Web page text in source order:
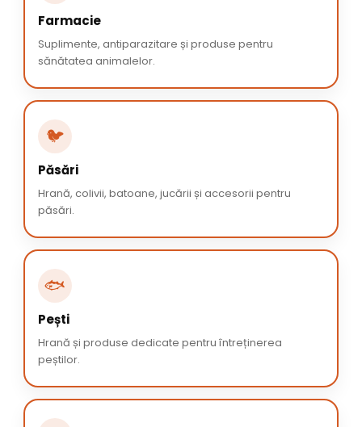
Farmacie
Suplimente, antiparazitare și produse pentru
sănătatea animalelor.
🐦
Păsări
Hrană, colivii, batoane, jucării și accesorii pentru
păsări.
🐟
Pești
Hrană și produse dedicate pentru întreținerea
peștilor.